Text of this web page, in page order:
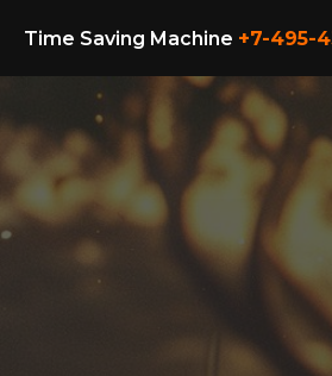
Time Saving Machine +7-495-